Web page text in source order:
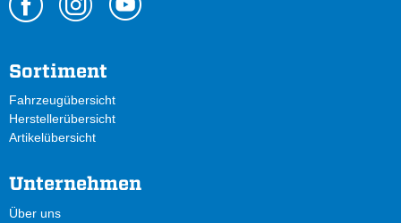
Sortiment
Fahrzeugübersicht
Herstellerübersicht
Artikelübersicht
Unternehmen
Über uns